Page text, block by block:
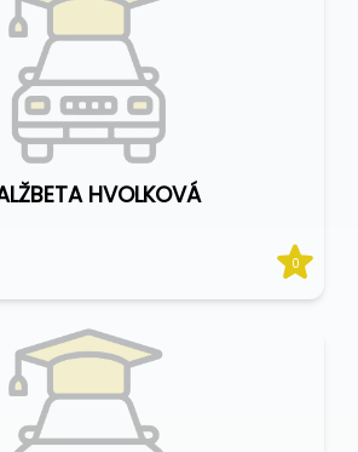
HVOLKOVÁ
0